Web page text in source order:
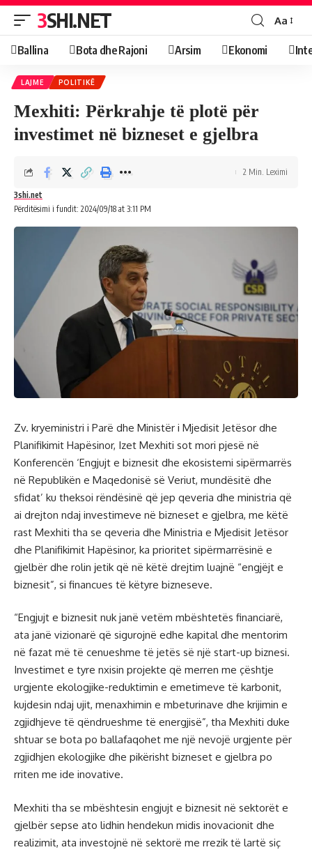
3SHI.NET Aa
Ballina Bota dhe Rajoni Arsim Ekonomi
LAJME POLITIKË
Mexhiti: Përkrahje të plotë për
investimet në bizneset e gjelbra
Përditësimi i fundit: 2024/09/18 at 3:11 PM
3shi.net
2 Min. Leximi
Zv. kryeministri i Parë dhe Ministër i Mjedisit Jetësor dhe
Planifikimit Hapësinor, Izet Mexhiti sot mori pjesë në
Konferencën ‘Engjujt e biznesit dhe ekosistemi sipërmarrës
në Republikën e Maqedonisë së Veriut, mundësitë dhe
sfidat’ ku theksoi rëndësinë që jep qeveria dhe ministria që
ai drejton ndaj investimeve në bizneset e gjelbra, me këtë
rast Mexhiti tha se qeveria dhe Ministria e Mjedisit Jetësor
dhe Planifikimit Hapësinor, ka prioritet sipërmarrësinë e
gjelbër dhe rolin јetik që në këtë drejtim luajnë “engjëjt e
biznesit”, si financues të këtyre bizneseve.
“Engjujt e biznesit nuk janë vetëm mbështetës financiarë,
ata janë vizionarë që sigurojnë edhe kapital dhe mentorim
në fazat më të cenueshme të jetës së një start-up biznesi.
Investimet e tyre nxisin projekte që merren me çështje
urgjente ekologjike-reduktimin e emetimeve të karbonit,
kujdesin ndaj ujit, menaxhimin e mbeturinave dhe krijimin e
zgjidhjeve të qëndrueshme të energjisë”, tha Mexhiti duke
shtuar se bota po ballafaqohet me një nevojë urgjente për
zgjidhjen ekologjike dhe pikërisht bizneset e gjelbra po
rriten me ide inovative.
Mexhiti tha se mbështesin engjujt e biznesit në sektorët e
gjelbër sepse ato lidhin hendekun midis inovacionit dhe
realizimit, ata investojnë në sektorë me rrezik të lartë siç